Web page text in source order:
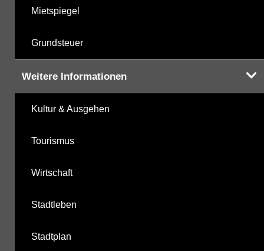
Mietspiegel
Grundsteuer
Weitere Informationen
Kultur & Ausgehen
Tourismus
Wirtschaft
Stadtleben
Stadtplan